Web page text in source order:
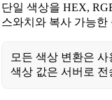
단일 색상을 HEX,
스와치와 복사 가능한
모든 색상 변환은
색상 값은 서버로 전